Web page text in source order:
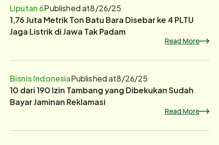
Liputan 6Published at8/26/25
1,76 Juta Metrik Ton Batu Bara Disebar ke 4 PLTU
Jaga Listrik di Jawa Tak Padam
Read More
Bisnis IndonesiaPublished at8/26/25
10 dari 190 Izin Tambang yang Dibekukan Sudah
Bayar Jaminan Reklamasi
Read More